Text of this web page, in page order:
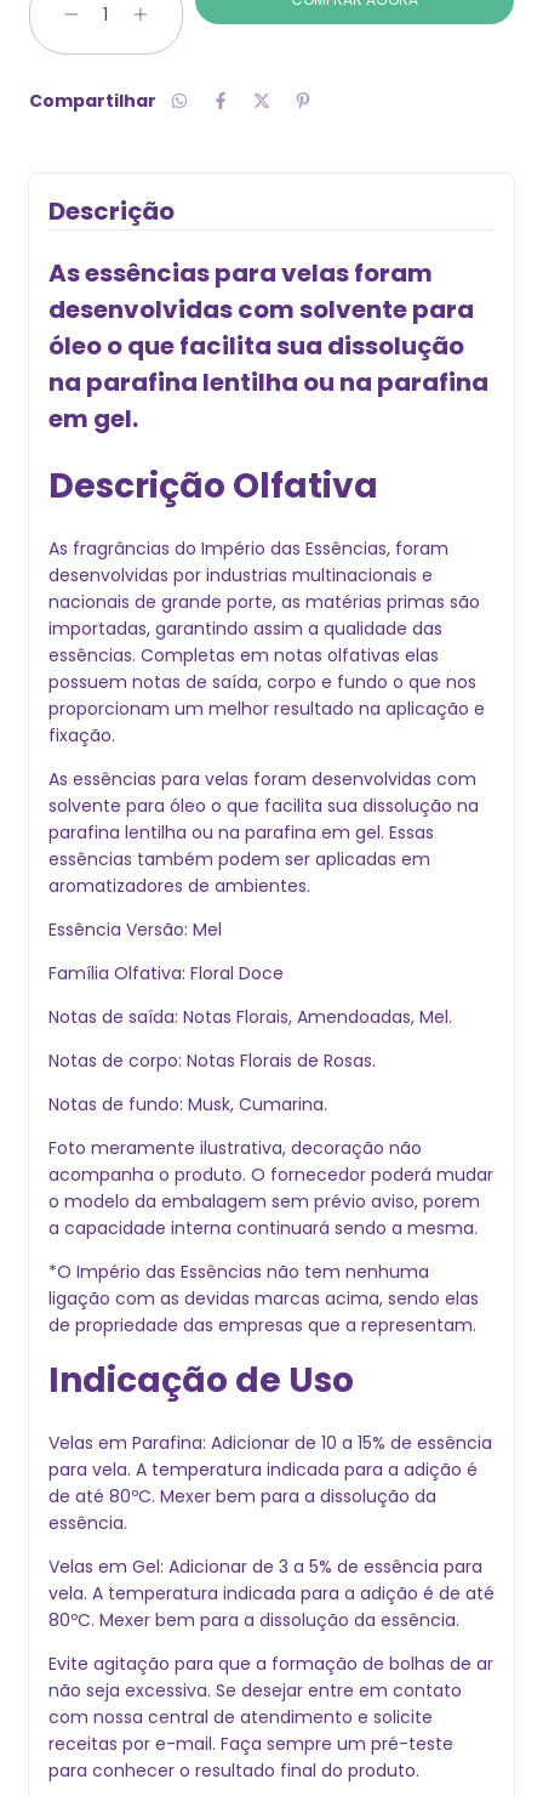
Compartilhar
Descrição
As essências para velas foram
desenvolvidas com solvente para
óleo o que facilita sua dissolução
na parafina lentilha ou na parafina
em gel.
Descrição Olfativa
As fragrâncias do Império das Essências, foram
desenvolvidas por industrias multinacionais e
nacionais de grande porte, as matérias primas são
importadas, garantindo assim a qualidade das
essências. Completas em notas olfativas elas
possuem notas de saída, corpo e fundo o que nos
proporcionam um melhor resultado na aplicação e
fixação.
As essências para velas foram desenvolvidas com
solvente para óleo o que facilita sua dissolução na
parafina lentilha ou na parafina em gel. Essas
essências também podem ser aplicadas em
aromatizadores de ambientes.
Essência Versão: Mel
Família Olfativa: Floral Doce
Notas de saída: Notas Florais, Amendoadas, Mel.
Notas de corpo: Notas Florais de Rosas.
Notas de fundo: Musk, Cumarina.
Foto meramente ilustrativa, decoração não
acompanha o produto. O fornecedor poderá mudar
o modelo da embalagem sem prévio aviso, porem
a capacidade interna continuará sendo a mesma.
*O Império das Essências não tem nenhuma
ligação com as devidas marcas acima, sendo elas
de propriedade das empresas que a representam.
Indicação de Uso
Velas em Parafina: Adicionar de 10 a 15% de essência
para vela. A temperatura indicada para a adição é
de até 80ºC. Mexer bem para a dissolução da
essência.
Velas em Gel: Adicionar de 3 a 5% de essência para
vela. A temperatura indicada para a adição é de até
80ºC. Mexer bem para a dissolução da essência.
Evite agitação para que a formação de bolhas de ar
não seja excessiva. Se desejar entre em contato
com nossa central de atendimento e solicite
receitas por e-mail. Faça sempre um pré-teste
para conhecer o resultado final do produto.